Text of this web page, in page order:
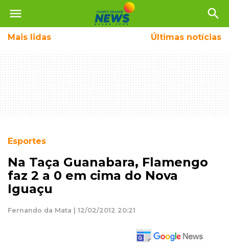
menu search
Mais lidas Últimas notícias
Esportes
Na Taça Guanabara, Flamengo
faz 2 a 0 em cima do Nova
Iguaçu
Fernando da Mata | 12/02/2012 20:21